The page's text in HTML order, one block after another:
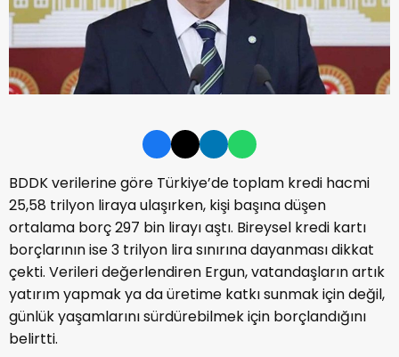
BDDK verilerine göre Türkiye’de toplam kredi hacmi
25,58 trilyon liraya ulaşırken, kişi başına düşen
ortalama borç 297 bin lirayı aştı. Bireysel kredi kartı
borçlarının ise 3 trilyon lira sınırına dayanması dikkat
çekti. Verileri değerlendiren Ergun, vatandaşların artık
yatırım yapmak ya da üretime katkı sunmak için değil,
günlük yaşamlarını sürdürebilmek için borçlandığını
belirtti.